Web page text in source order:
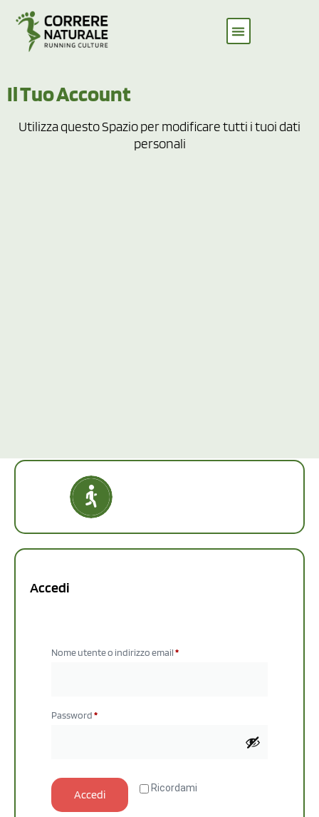
Il Tuo Account
Utilizza questo Spazio per modificare tutti i tuoi dati
personali
Accedi
Nome utente o indirizzo email*
Password*
Ricordami
Accedi